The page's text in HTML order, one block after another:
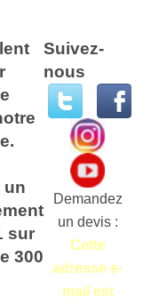
un
sur
300
Suivez-
nous
Demandez
un devis :
Cette
adresse e-
mail est